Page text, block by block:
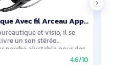
Logitech 981-000100 casque Avec fil Arceau Appels/Musique USB Type-A Noir
et visio, il se
un son stéréo
perche ajustable pour des
4.6/10